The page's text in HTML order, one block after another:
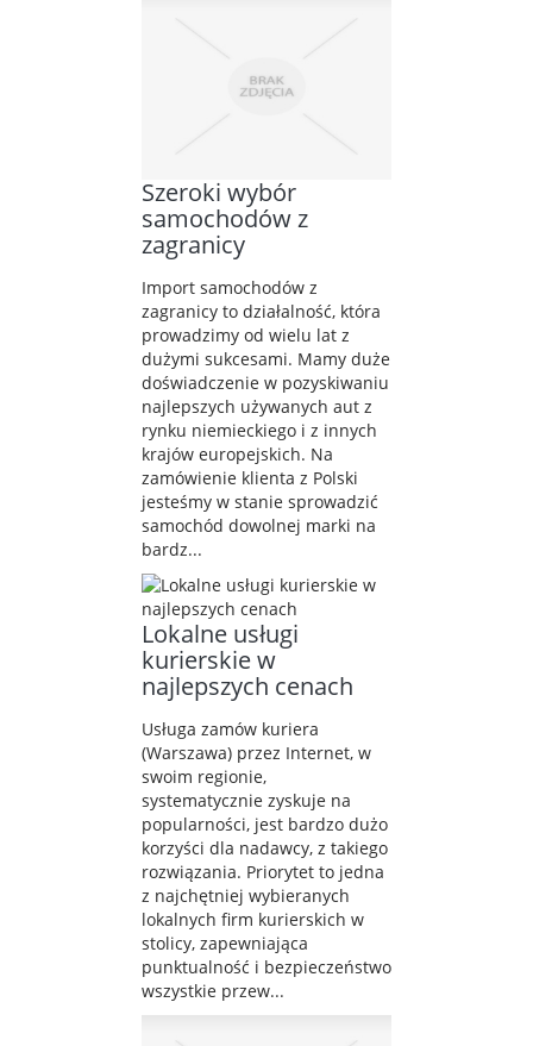
Szeroki wybór
samochodów z
zagranicy
Import samochodów z
zagranicy to działalność, która
prowadzimy od wielu lat z
dużymi sukcesami. Mamy duże
doświadczenie w pozyskiwaniu
najlepszych używanych aut z
rynku niemieckiego i z innych
krajów europejskich. Na
zamówienie klienta z Polski
jesteśmy w stanie sprowadzić
samochód dowolnej marki na
bardz...
Lokalne usługi
kurierskie w
najlepszych cenach
Usługa zamów kuriera
(Warszawa) przez Internet, w
swoim regionie,
systematycznie zyskuje na
popularności, jest bardzo dużo
korzyści dla nadawcy, z takiego
rozwiązania. Priorytet to jedna
z najchętniej wybieranych
lokalnych firm kurierskich w
stolicy, zapewniająca
punktualność i bezpieczeństwo
wszystkie przew...